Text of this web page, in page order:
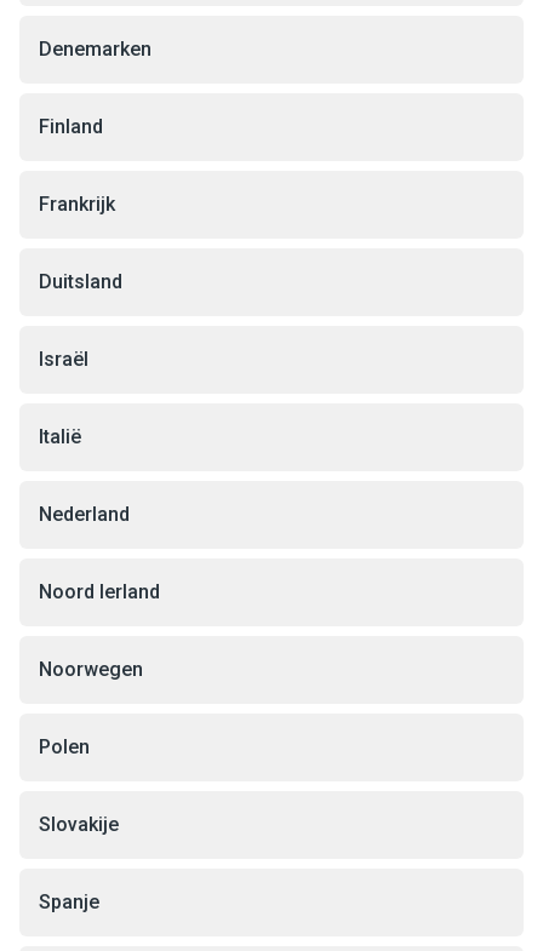
Denemarken
Finland
Frankrijk
Duitsland
Israël
Italië
Nederland
Noord Ierland
Noorwegen
Polen
Slovakije
Spanje